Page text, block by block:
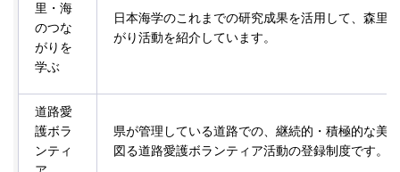
里・海
のつな
がりを
学ぶ
日本海学のこれまでの研究成果を活用して、森里
がり活動を紹介しています。
道路愛
護ボラ
ンティ
県が管理している道路での、継続的・積極的な美
図る道路愛護ボランティア活動の登録制度です。